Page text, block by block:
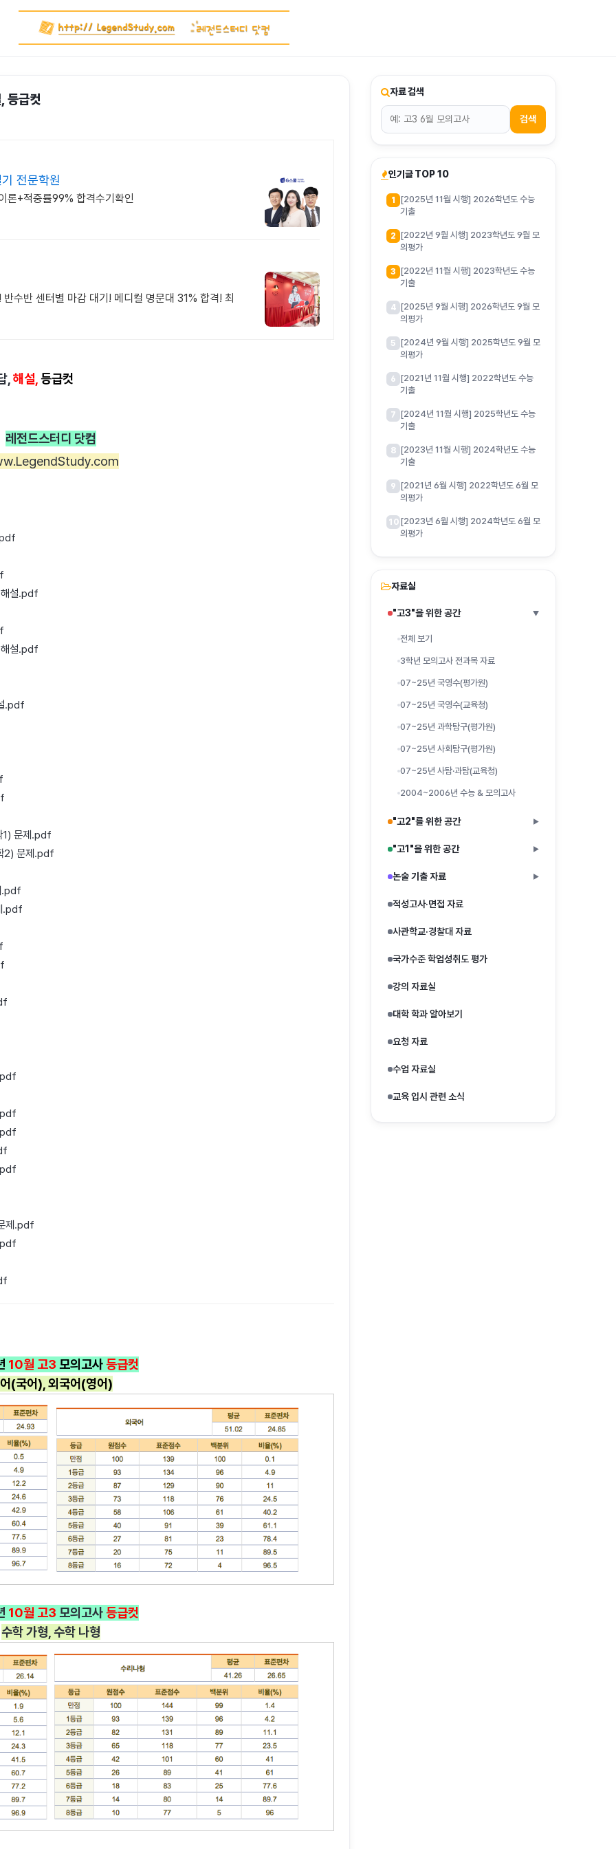
등급컷
전문학원
론+적중률99% 합격수기확인
수반 센터별 마감 대기! 메디컬 명문대 31% 합격! 최
,해설,등급컷
레전드스터디 닷컴
해설.pdf
해설.pdf
.pdf
1) 문제.pdf
2) 문제.pdf
.pdf
.pdf
제.pdf
10월 고3 모의고사등급컷
(국어), 외국어(영어)
10월 고3 모의고사등급컷
수학 가형, 수학 나형
자료 검색
검색
인기글 TOP 10
1
[2025년 11월 시행] 2026학년도 수능
기출
2 [2022년 9월 시행] 2023학년도 9월 모
의평가
3 [2022년 11월 시행] 2023학년도 수능
기출
4 [2025년 9월 시행] 2026학년도 9월 모
의평가
5 [2024년 9월 시행] 2025학년도 9월 모
의평가
6 [2021년 11월 시행] 2022학년도 수능
기출
7 [2024년 11월 시행] 2025학년도 수능
기출
8 [2023년 11월 시행] 2024학년도 수능
기출
9 [2021년 6월 시행] 2022학년도 6월 모
의평가
10 [2023년 6월 시행] 2024학년도 6월 모
의평가
자료실
"고3"을 위한 공간 ▶
전체 보기
3학년 모의고사 전과목 자료
07~25년 국영수(평가원)
07~25년 국영수(교육청)
07~25년 과학탐구(평가원)
07~25년 사회탐구(평가원)
07~25년 사탐·과탐(교육청)
2004~2006년 수능 & 모의고사
"고2"를 위한 공간 ▶
"고1"을 위한 공간 ▶
논술 기출 자료 ▶
적성고사·면접 자료
사관학교·경찰대 자료
국가수준 학업성취도 평가
강의 자료실
대학 학과 알아보기
요청 자료
수업 자료실
교육 입시 관련 소식